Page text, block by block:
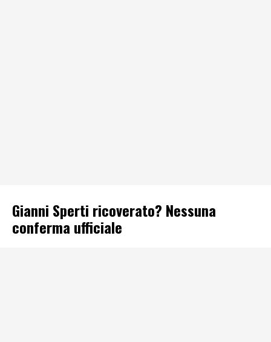
Gianni Sperti ricoverato? Nessuna
conferma ufficiale